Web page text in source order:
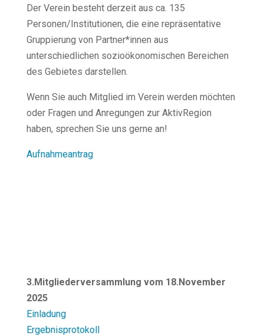
Der Verein besteht derzeit aus ca. 135
Personen/Institutionen, die eine repräsentative
Gruppierung von Partner*innen aus
unterschiedlichen sozioökonomischen Bereichen
des Gebietes darstellen.
Wenn Sie auch Mitglied im Verein werden möchten
oder Fragen und Anregungen zur AktivRegion
haben, sprechen Sie uns gerne an!
Aufnahmeantrag
3.Mitgliederversammlung vom 18.November
2025
Einladung
Ergebnisprotokoll